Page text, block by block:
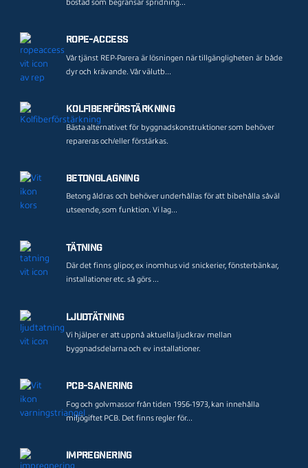
bostad som begränsar spridning...
Rope-access
Vår tjänst REP-Parera är lösningen när tillgängligheten är både
dyr och krävande. Vår välutb...
Kolfiberförstärkning
Bästa alternativet för byggnadskonstruktioner som behöver
repareras och/eller förstärkas.
Betonglagning
Betong åldras och behöver underhållas för att bibehålla såväl
utseende, som funktion. Vi lag...
Tätning
Där det finns glipor, ex inomhus vid snickerier, fönsterbänkar,
installationer etc. så görs ...
Ljudtätning
Vi hjälper er att uppnå aktuella ljudkrav mellan
byggnadsdelarna och ev installationer.
PCB-sanering
Fog och golvmassor från tiden 1956-1973, kan innehålla
miljögiftet PCB. Det finns regler för...
Impregnering